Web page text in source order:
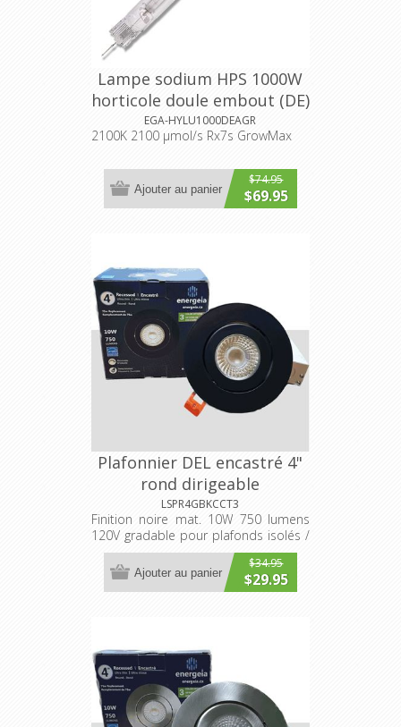
Lampe sodium HPS 1000W
horticole doule embout (DE)
EGA-HYLU1000DEAGR
2100K 2100 μmol/s Rx7s GrowMax
$74.95
$69.95
Ajouter au panier
Plafonnier DEL encastré 4"
rond dirigeable
3000K/4000K/5000K
sélectionnable
LSPR4GBKCCT3
Finition noire mat. 10W 750 lumens
120V gradable pour plafonds isolés /
non-isolés
$34.95
$29.95
Ajouter au panier